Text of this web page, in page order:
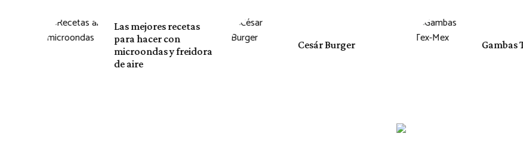
Las mejores recetas
para hacer con
microondas y freidora
de aire
Cesár Burger Gambas